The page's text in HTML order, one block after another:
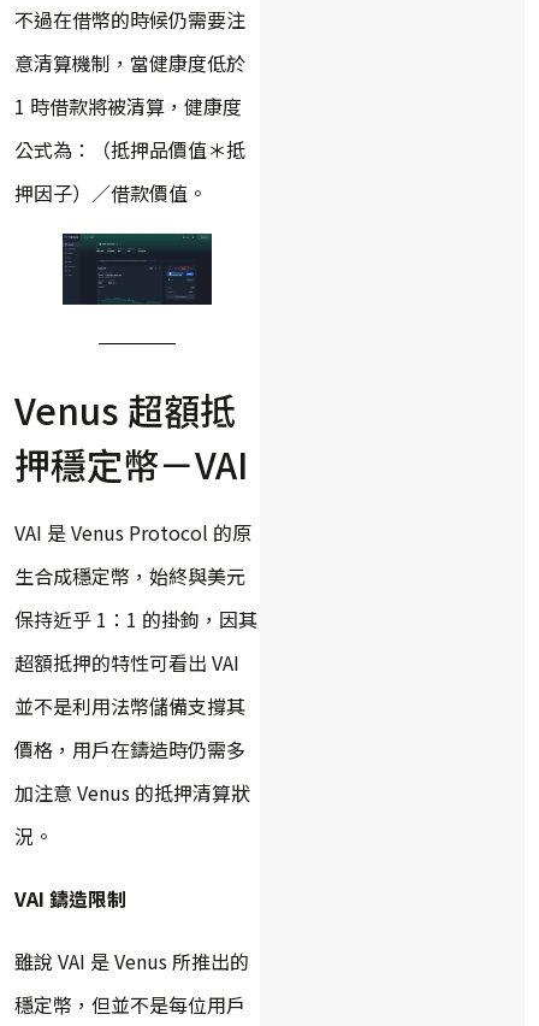
不過在借幣的時候仍需要注
意清算機制，當健康度低於
1 時借款將被清算，健康度
公式為：（抵押品價值＊抵
押因子）／借款價值。
Venus 超額抵
押穩定幣－VAI
VAI 是 Venus Protocol 的原
生合成穩定幣，始終與美元
保持近乎 1：1 的掛鉤，因其
超額抵押的特性可看出 VAI
並不是利用法幣儲備支撐其
價格，用戶在鑄造時仍需多
加注意 Venus 的抵押清算狀
況。
VAI 鑄造限制
雖說 VAI 是 Venus 所推出的
穩定幣，但並不是每位用戶